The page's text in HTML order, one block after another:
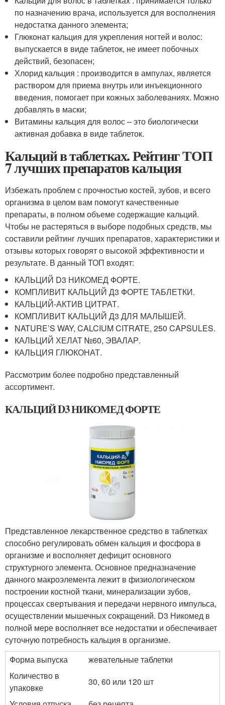
по назначению врача, используется для восполнения
недостатка данного элемента;
Глюконат кальция для укрепления ногтей и волос:
выпускается в виде таблеток, не имеет побочных
действий, безопасен;
Хлорид кальция : производится в ампулах, является
раствором для приема внутрь или инъекционного
введения, помогает при кожных заболеваниях. Можно
добавлять в маски;
Витамины кальция для волос – это биологически
активная добавка в виде таблеток.
Кальций в таблетках. Рейтинг ТОП
7 лучших препаратов кальция
Избежать проблем с прочностью костей, зубов, и всего
организма в целом вам помогут качественные
препараты, в полном объеме содержащие кальций.
Чтобы не растеряться в выборе подобных средств, мы
составили рейтинг лучших препаратов, характеристики и
отзывы которых говорят о высокой эффективности и
результате. В данный ТОП входят:
КАЛЬЦИЙ D3 НИКОМЕД ФОРТЕ.
КОМПЛИВИТ КАЛЬЦИЙ Д3 ФОРТЕ ТАБЛЕТКИ.
КАЛЬЦИЙ-АКТИВ ЦИТРАТ.
КОМПЛИВИТ КАЛЬЦИЙ Д3 ДЛЯ МАЛЫШЕЙ.
NATURE’S WAY, CALCIUM CITRATE, 250 CAPSULES.
КАЛЬЦИЙ ХЕЛАТ №60, ЭВАЛАР.
КАЛЬЦИЯ ГЛЮКОНАТ.
Рассмотрим более подробно представленный
ассортимент.
КАЛЬЦИЙ D3 НИКОМЕД ФОРТЕ
Представленное лекарственное средство в таблетках
способно регулировать обмен кальция и фосфора в
организме и восполняет дефицит основного
структурного элемента. Основное предназначение
данного макроэлемента лежит в физиологическом
построении костной ткани, минерализации зубов,
процессах свертывания и передачи нервного импульса,
осуществлении мышечных сокращений. D3 Никомед в
полной мере восполняет все недостатки и обеспечивает
суточную потребность кальция в организме.
Форма выпуска
жевательные таблетки
Количество в
упаковке
30, 60 или 120 шт